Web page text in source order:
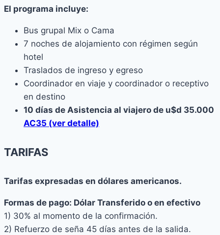
El programa incluye:
Bus grupal Mix o Cama
7 noches de alojamiento con régimen según
hotel
Traslados de ingreso y egreso
Coordinador en viaje y coordinador o receptivo
en destino
10 días de Asistencia al viajero de u$d 35.000
AC35 (ver detalle)
TARIFAS
Tarifas expresadas en dólares americanos.
Formas de pago: Dólar Transferido o en efectivo
1) 30% al momento de la confirmación.
2) Refuerzo de seña 45 días antes de la salida.